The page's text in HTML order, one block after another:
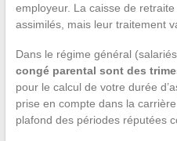
employeur. La caisse de
assimilés, mais leur traitement
Dans le régime général
congé parental sont des
pour le calcul de votre durée
prise en compte dans la
plafond des périodes réputées